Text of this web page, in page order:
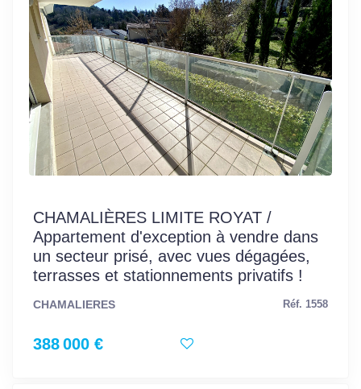
CHAMALIÈRES LIMITE ROYAT /
Appartement d'exception à vendre dans
un secteur prisé, avec vues dégagées,
terrasses et stationnements privatifs !
CHAMALIERES Réf. 1558
388 000 €